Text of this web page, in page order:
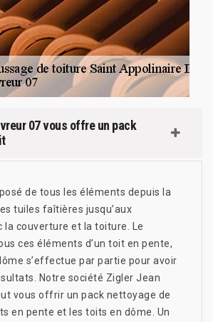
07 vous offre un pack
de tous les éléments depuis la
tuiles faîtières jusqu’aux
la couverture et la toiture. Le
ces éléments d’un toit en pente,
s’effectue par partie pour avoir
Notre société Zigler Jean
vous offrir un pack nettoyage de
en pente et les toits en dôme. Un